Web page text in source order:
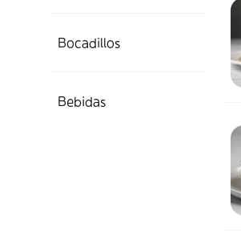
Bocadillos
Bebidas